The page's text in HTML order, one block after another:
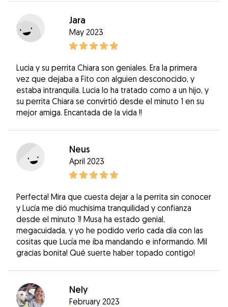
Jara
May 2023
Lucia y su perrita Chiara son geniales. Era la primera
vez que dejaba a Fito con alguien desconocido, y
estaba intranquila. Lucia lo ha tratado como a un hijo, y
su perrita Chiara se convirtió desde el minuto 1 en su
mejor amiga. Encantada de la vida !!
Neus
April 2023
Perfecta! Mira que cuesta dejar a la perrita sin conocer
y Lucía me dió muchisima tranquilidad y confianza
desde el minuto 1! Musa ha estado genial,
megacuidada, y yo he podido verlo cada día con las
cositas que Lucía me iba mandando e informando. Mil
gracias bonita! Qué suerte haber topado contigo!
Nely
February 2023